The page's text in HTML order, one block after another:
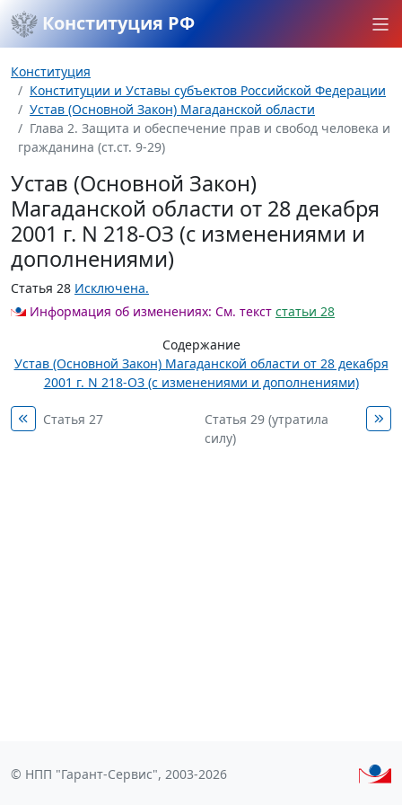
Конституция РФ
Конституция
Конституции и Уставы субъектов Российской Федерации
Устав (Основной Закон) Магаданской области
Глава 2. Защита и обеспечение прав и свобод человека и
гражданина (ст.ст. 9-29)
Устав (Основной Закон)
Магаданской области от 28 декабря
2001 г. N 218-ОЗ (с изменениями и
дополнениями)
Статья 28 Исключена.
Информация об изменениях: См. текст статьи 28
Содержание
Устав (Основной Закон) Магаданской области от 28 декабря
2001 г. N 218-ОЗ (с изменениями и дополнениями)
Статья 27
Статья 29 (утратила
силу)
© НПП "Гарант-Сервис", 2003-2026